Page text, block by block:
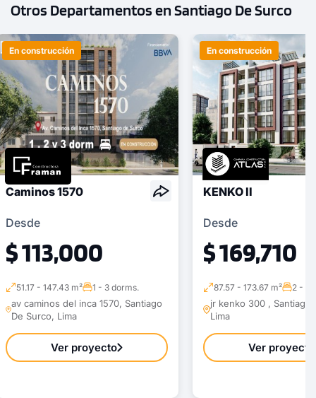
Otros Departamentos en Santiago De Surco
En construcción
Caminos 1570
Desde
$ 113,000
51.17 - 147.43 m² 1 - 3 dorms.
av caminos del inca 1570, Santiago
De Surco, Lima
Ver proyecto
En construcción
KENKO II
Desde
$ 169,710
87.57 - 173.67 m² 2 - 3
jr kenko 300 , Santiago
Lima
Ver proyecto